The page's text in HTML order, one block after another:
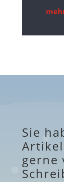
Sie
gerne